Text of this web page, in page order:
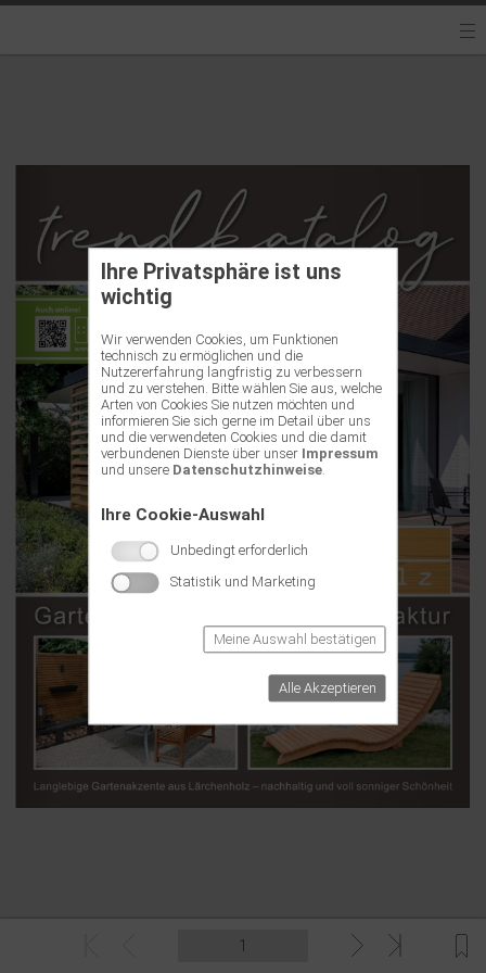
Ihre Privatsphäre ist uns
wichtig
Wir verwenden Cookies, um Funktionen
technisch zu ermöglichen und die
Nutzererfahrung langfristig zu verbessern
und zu verstehen. Bitte wählen Sie aus, welche
Arten von Cookies Sie nutzen möchten und
informieren Sie sich gerne im Detail über uns
und die verwendeten Cookies und die damit
verbundenen Dienste über unser Impressum
und unsere Datenschutzhinweise.
Ihre Cookie-Auswahl
Unbedingt erforderlich
Statistik und Marketing
Meine Auswahl bestätigen
Alle Akzeptieren